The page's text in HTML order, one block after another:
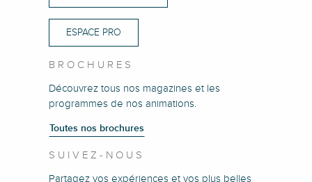
ESPACE PRO
BROCHURES
Découvrez tous nos magazines et les
programmes de nos animations.
Toutes nos brochures
SUIVEZ-NOUS
Partagez vos expériences et vos plus belles